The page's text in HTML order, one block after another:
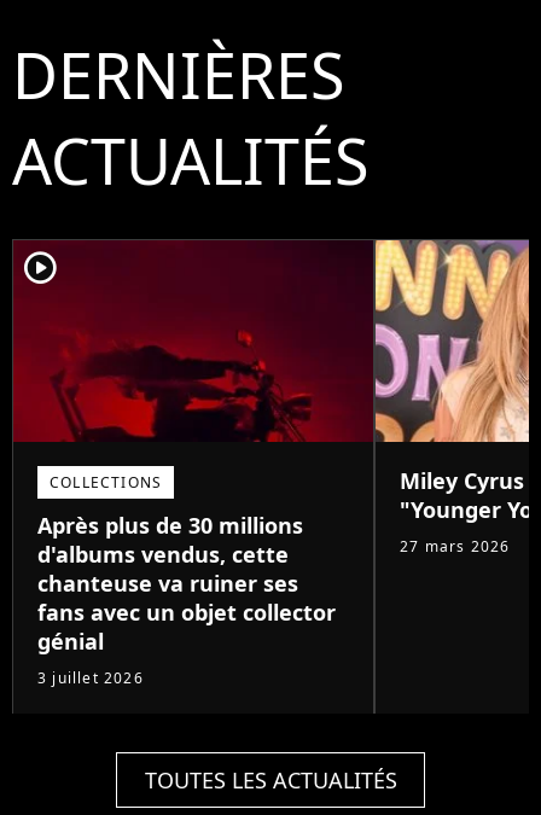
DERNIÈRES
ACTUALITÉS
player2
COLLECTIONS
Après plus de 30 millions
d'albums vendus, cette
chanteuse va ruiner ses
fans avec un objet collector
génial
3 juillet 2026
Miley Cyrus
"Younger
27 mars 2026
TOUTES LES ACTUALITÉS